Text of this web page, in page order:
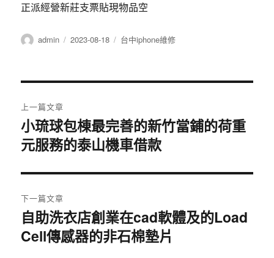
正派經營新莊支票貼現物品空
作
admin
發
2023-08-18
分
台中iphone維修
章
導
覽
上一篇文章
上
一
文
章:
小琉球包棟最完善的新竹當鋪的荷重
元服務的泰山機車借款
下一篇文章
下
一
自助洗衣店創業在cad軟體及的Load
Cell傳感器的非石棉墊片